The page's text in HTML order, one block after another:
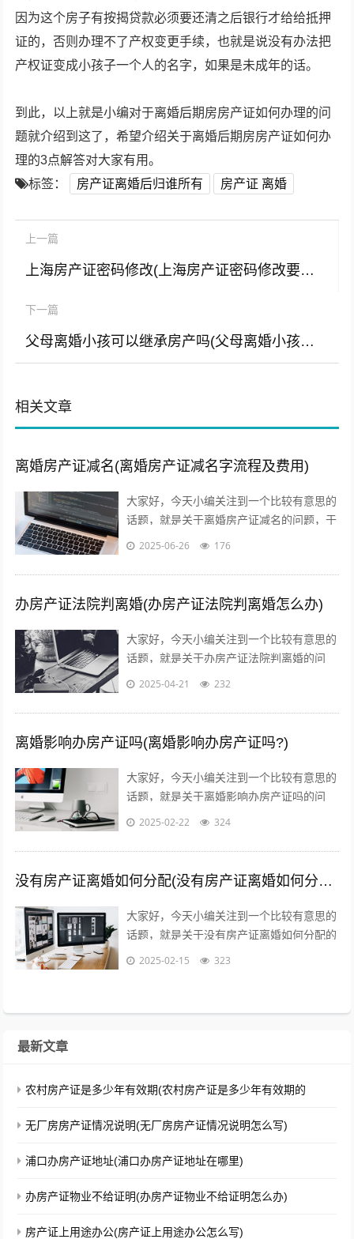
因为这个房子有按揭贷款必须要还清之后银行才给给抵押
证的，否则办理不了产权变更手续，也就是说没有办法把
产权证变成小孩子一个人的名字，如果是未成年的话。
到此，以上就是小编对于离婚后期房房产证如何办理的问
题就介绍到这了，希望介绍关于离婚后期房房产证如何办
理的3点解答对大家有用。
标签：
房产证离婚后归谁所有 房产证 离婚
上一篇
上海房产证密码修改(上海房产证密码修改要多久)
下一篇
父母离婚小孩可以继承房产吗(父母离婚小孩可以继承房产吗?)
相关文章
离婚房产证减名(离婚房产证减名字流程及费用)
大家好，今天小编关注到一个比较有意思的
话题，就是关于离婚房产证减名的问题，于
是小编就整理了2个相关介绍离婚房产证减
2025-06-26 176
办房产证法院判离婚(办房产证法院判离婚怎么办)
大家好，今天小编关注到一个比较有意思的
话题，就是关于办房产证法院判离婚的问
题，于是小编就整理了1个相关介绍办房产
吧。...
2025-04-21 232
离婚影响办房产证吗(离婚影响办房产证吗?)
大家好，今天小编关注到一个比较有意思的
话题，就是关于离婚影响办房产证吗的问
题，于是小编就整理了4个相关介绍离婚影
吧。...
2025-02-22 324
没有房产证离婚如何分配(没有房产证离婚如何分配财产)
大家好，今天小编关注到一个比较有意思的
话题，就是关于没有房产证离婚如何分配的
问题，于是小编就整理了4个相关介绍没有
2025-02-15 323
最新文章
农村房产证是多少年有效期(农村房产证是多少年有效期的
无厂房房产证情况说明(无厂房房产证情况说明怎么写)
浦口办房产证地址(浦口办房产证地址在哪里)
办房产证物业不给证明(办房产证物业不给证明怎么办)
房产证上用途办公(房产证上用途办公怎么写)